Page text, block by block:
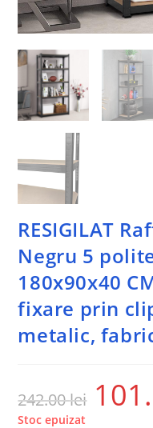
RESIGILAT
Negru 5 polite
180x90x40
fixare prin
metalic,
242.00lei
Stoc epuizat